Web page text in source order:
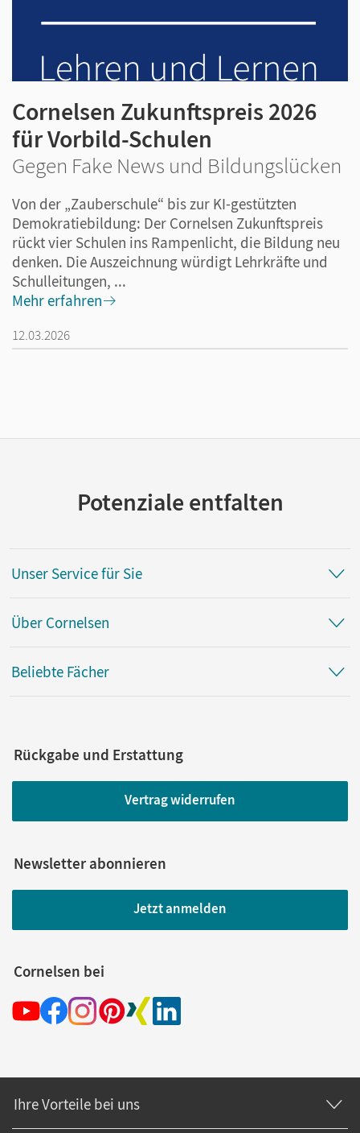
Cornelsen Zukunftspreis 2026
für Vorbild-Schulen
Gegen Fake News und Bildungslücken
Von der „Zauberschule“ bis zur KI-gestützten
Demokratiebildung: Der Cornelsen Zukunftspreis
rückt vier Schulen ins Rampenlicht, die Bildung neu
denken. Die Auszeichnung würdigt Lehrkräfte und
Schulleitungen, ...
Mehr erfahren
12.03.2026
Potenziale entfalten
Unser Service für Sie
Über Cornelsen
Beliebte Fächer
Rückgabe und Erstattung
Vertrag widerrufen
Newsletter abonnieren
Jetzt anmelden
Cornelsen bei
Ihre Vorteile bei uns